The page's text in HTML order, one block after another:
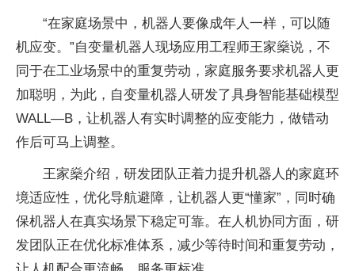
“在家庭场景中，机器人要像成年人一样，可以随
机应变。”自变量机器人现场应用工程师王家燊说，不
同于在工业场景中的重复劳动，家庭服务要求机器人更
加聪明，为此，自变量机器人研发了具身智能基础模型
WALL—B，让机器人有实时调整的应变能力，做错动
作后可马上调整。
王家燊介绍，研发团队正着力提升机器人的家庭环
境适应性，优化导航避障，让机器人更“懂家”，同时确
保机器人在真实场景下稳定可靠。在人机协同方面，研
发团队正在优化标准体系，减少等待时间和重复劳动，